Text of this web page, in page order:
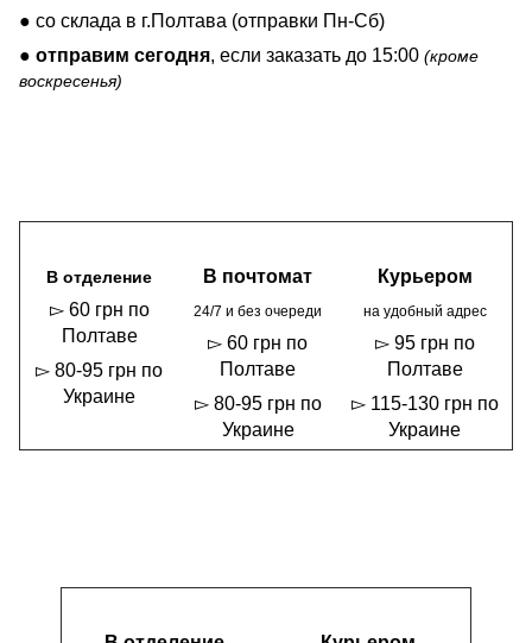
● со склада в г.Полтава (отправки Пн-Сб)
● отправим сегодня, если заказать до 15:00 (кроме
воскресенья)
В отделение
▻ 60 грн по
Полтаве
▻ 80-95 грн по
Украине
В почтомат
24/7 и без очереди
▻ 60 грн по
Полтаве
▻ 80-95 грн по
Украине
Курьером
на удобный адрес
▻ 95 грн по
Полтаве
▻ 115-130 грн по
Украине